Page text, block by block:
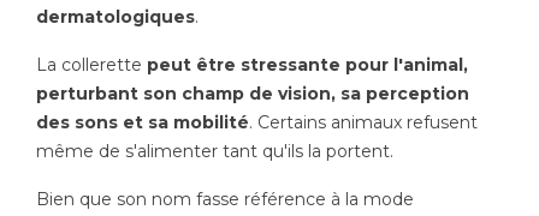
dermatologiques.
La collerette peut être stressante pour l'animal,
perturbant son champ de vision, sa perception
des sons et sa mobilité. Certains animaux refusent
même de s'alimenter tant qu'ils la portent.
Bien que son nom fasse référence à la mode